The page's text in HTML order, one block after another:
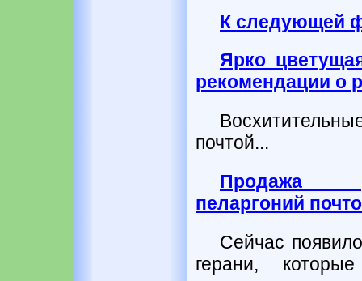
К следующей
Ярко
рекомендации о
почтой...
Продажа
пеларгоний
Сейчас
герани,